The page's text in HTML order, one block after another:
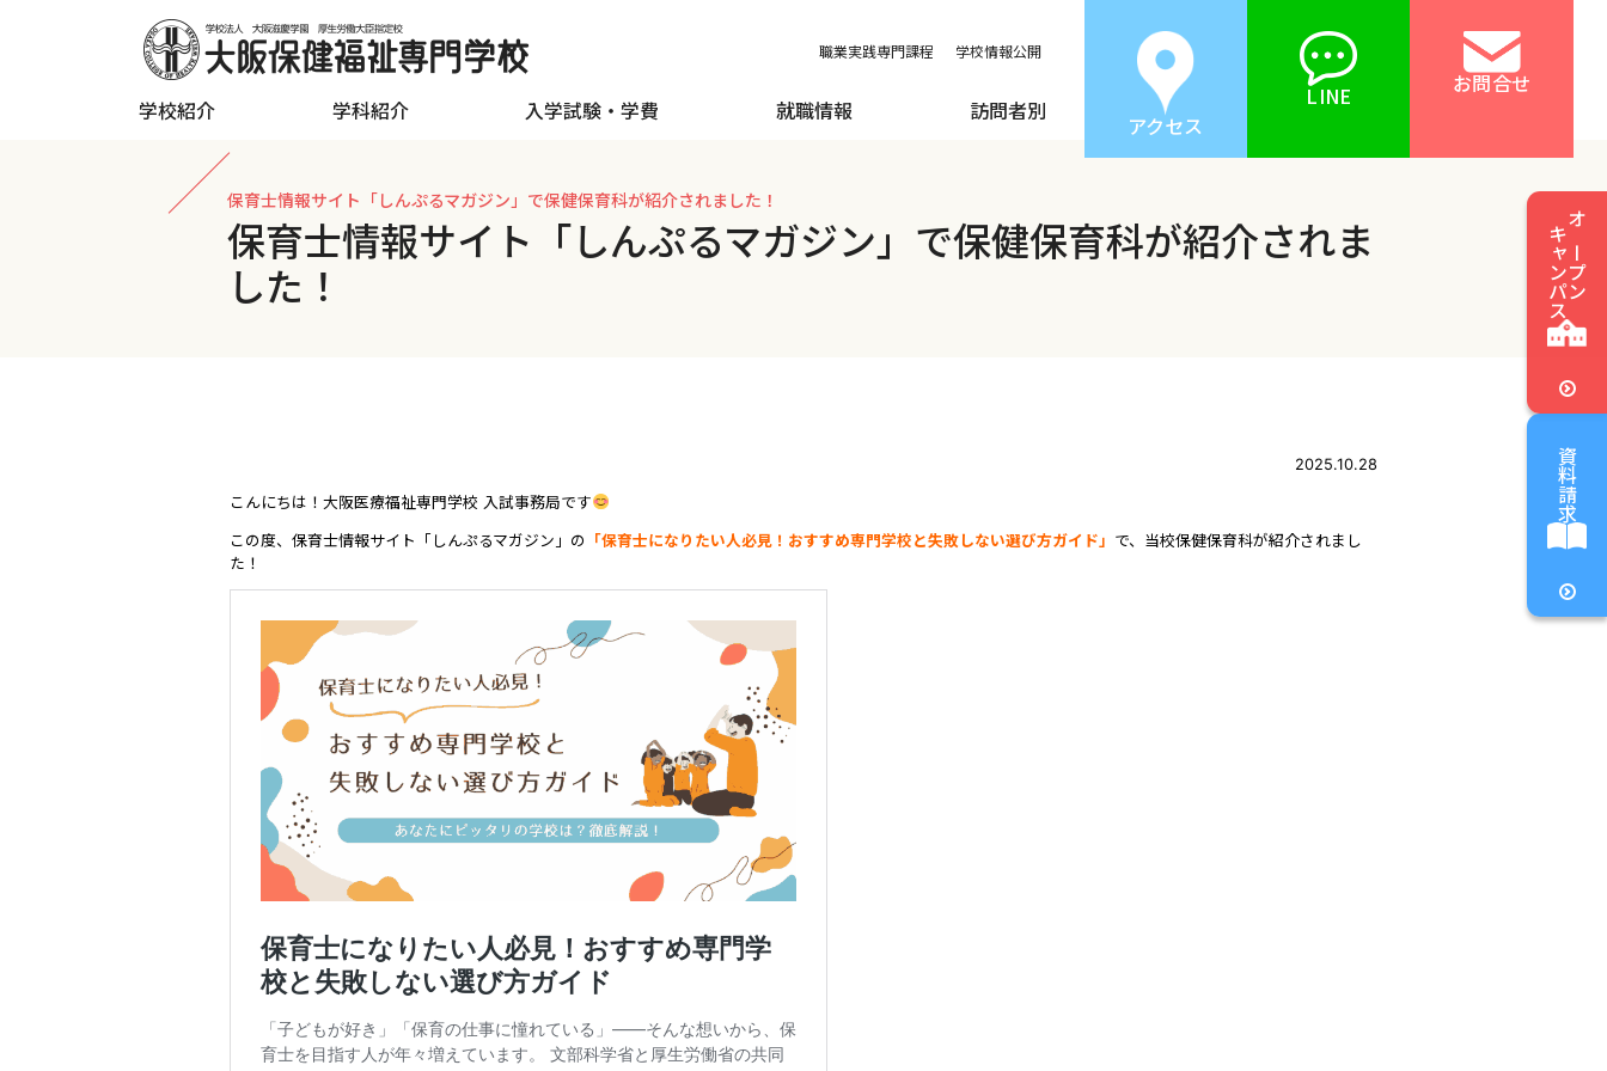
職業実践専門課程 学校情報公開
学校紹介 学科紹介 入学試験・学費 就職情報 訪問者別
アクセス
LINE お問合せ
オープン
キャンパス
資料請求
保育士情報サイト「しんぷるマガジン」で保健保育科が紹介されました！
保育士情報サイト「しんぷるマガジン」で保健保育科が紹介されま
した！
2025.10.28
こんにちは！大阪医療福祉専門学校 入試事務局です
この度、保育士情報サイト「しんぷるマガジン」の 「保育士になりたい人必見！ おすすめ専門学校と失敗しない選び方ガイド」 で、当校保健保育科が紹介されまし
た！